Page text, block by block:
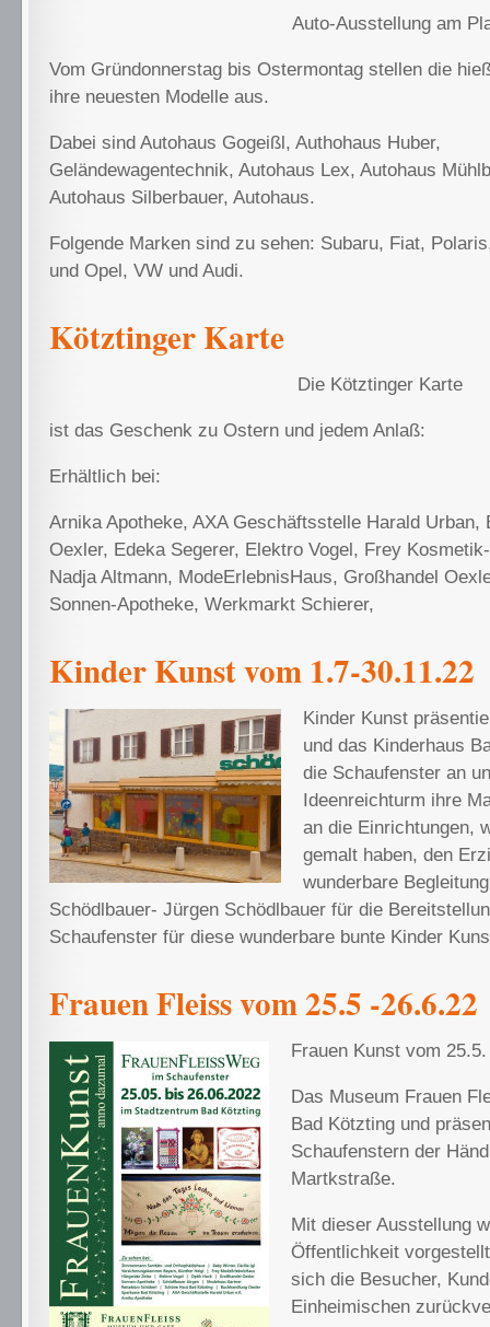
Auto-Ausstellung am
Vom Gründonnerstag bis Ostermontag stellen die
ihre neuesten Modelle aus.
Dabei sind Autohaus Gogeißl, Authohaus
Geländewagentechnik, Autohaus Lex, Autohaus
Autohaus Silberbauer, Autohaus.
Folgende Marken sind zu sehen: Subaru, Fiat,
und Opel, VW und Audi.
Kötztinger Karte
Die Kötztinger Karte
ist das Geschenk zu Ostern und jedem Anlaß:
Erhältlich bei:
Arnika Apotheke, AXA Geschäftsstelle Harald Urban,
Oexler, Edeka Segerer, Elektro Vogel, Frey
Nadja Altmann, ModeErlebnisHaus, Großhandel
Sonnen-Apotheke, Werkmarkt Schierer,
Kinder Kunst vom 1.7-30.11.22
Kinder Kunst
und das Kinderhaus
die Schaufenster an
Ideenreichturm ihre
an die Einrichtungen,
gemalt haben, den
wunderbare
Schödlbauer- Jürgen Schödlbauer für die
Schaufenster für diese wunderbare bunte Kinder
Frauen Fleiss vom 25.5 -26.6.22
Frauen Kunst vom
Das Museum Frauen
Bad Kötzting und
Schaufenstern der
Martkstraße.
Mit dieser Ausstellung
Öffentlichkeit
sich die Besucher,
Einheimischen